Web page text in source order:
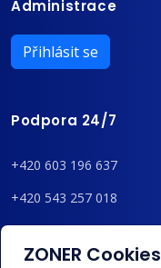
Administrace
Přihlásit se
Podpora 24/7
+420 603 196 637
+420 543 257 018
admin@regzone.cz
ZONER Cookies